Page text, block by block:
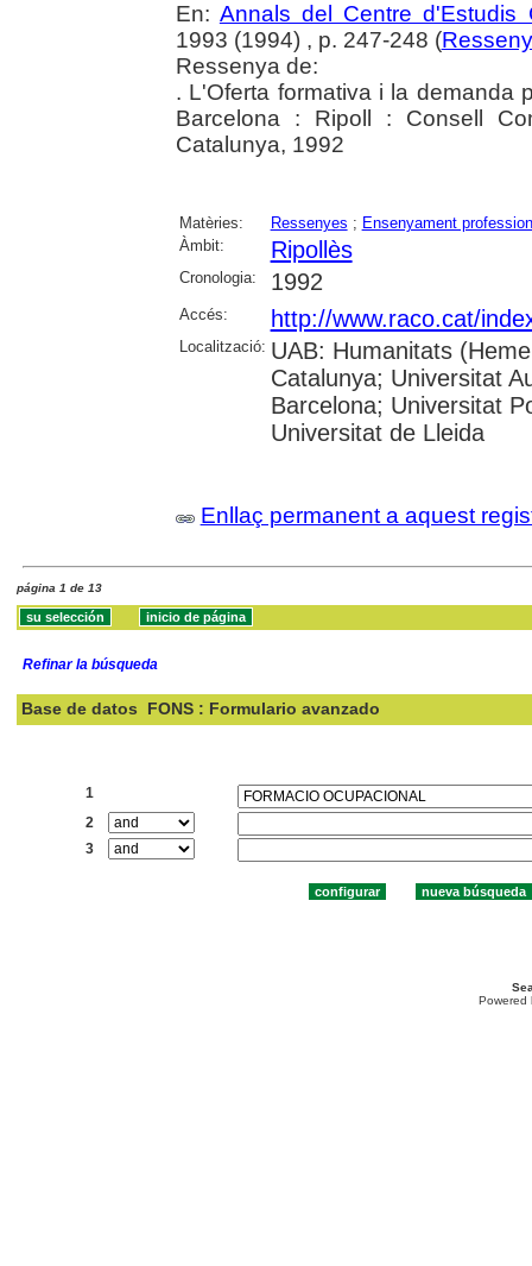
En: Annals del Centre d'Estudis
1993 (1994) , p. 247-248 (
Ressenya de:
. L'Oferta formativa i la demanda
Barcelona : Ripoll : Consell
Catalunya, 1992
Matèries: Ressenyes ; Ensenyament
Àmbit:
Ripollès
Cronologia: 1992
Accés: http://www.raco.cat/
Localització: UAB: Humanitats
Catalunya; Universitat
Barcelona; Universitat
Universitat de Lleida
Enllaç permanent a aquest
página 1 de 13
Refinar la búsqueda
Base de datos FONS : Formulario avanzado
1
2
3